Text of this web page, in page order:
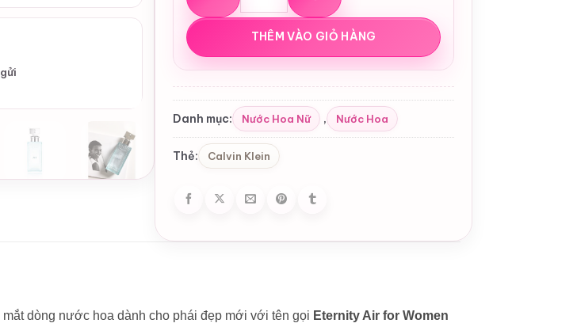
THÊM VÀO GIỎ HÀNG
Danh mục: Nước Hoa Nữ , Nước Hoa
Thẻ: Calvin Klein
dòng nước hoa dành cho phái đẹp mới với tên gọi Eternity Air for Women